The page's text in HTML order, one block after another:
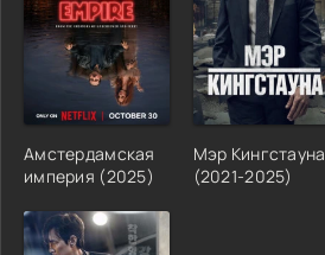
Амстердамская
империя (2025)
Мэр Кингстауна
(2021-2025)